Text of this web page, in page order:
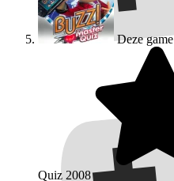
Deze game
Quiz 2008